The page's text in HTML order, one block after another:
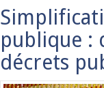
publique :
décrets